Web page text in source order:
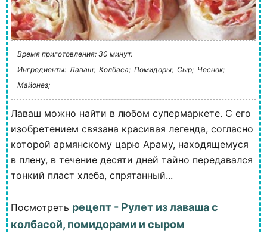
Время приготовления: 30 минут.
Ингредиенты: Лаваш; Колбаса; Помидоры; Сыр; Чеснок;
Майонез;
Лаваш можно найти в любом супермаркете. С его
изобретением связана красивая легенда, согласно
которой армянскому царю Араму, находящемуся
в плену, в течение десяти дней тайно передавался
тонкий пласт хлеба, спрятанный...
Посмотреть рецепт - Рулет из лаваша с
колбасой, помидорами и сыром